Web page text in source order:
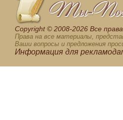
Сopyright © 2008-2026 Все
Права на все материалы,
Ваши вопросы и предложения
Информация для